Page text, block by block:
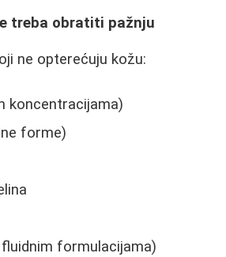
treba obratiti pažnju
ne opterećuju kožu:
koncentracijama)
forme)
formulacijama)